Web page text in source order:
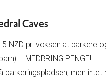
Caves
NZD pr. voksen at parkere
– MEDBRING PENGE!
parkeringspladsen, men intet